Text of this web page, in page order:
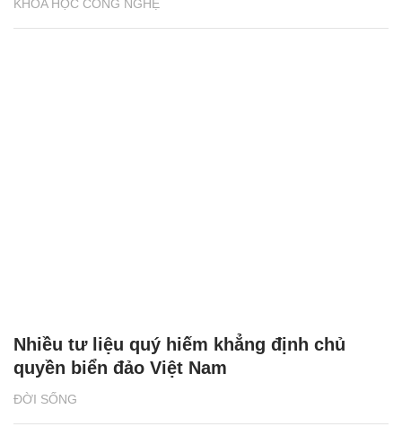
KHOA HỌC CÔNG NGHỆ
ĐỜI SỐNG
Nhiều tư liệu quý hiếm khẳng định chủ
quyền biển đảo Việt Nam